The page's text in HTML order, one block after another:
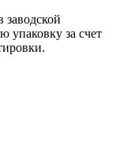
упаковку за счет